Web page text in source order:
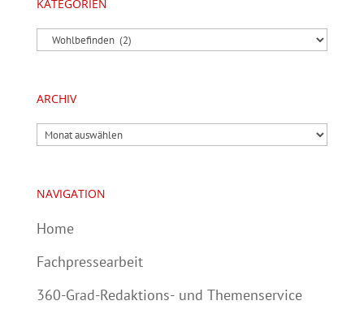
KATEGORIEN
Kategorien
ARCHIV
Archiv
NAVIGATION
Home
Fachpressearbeit
360-Grad-Redaktions- und Themenservice